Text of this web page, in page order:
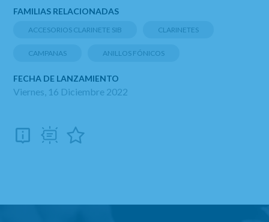
FAMILIAS RELACIONADAS
ACCESORIOS CLARINETE SIB CLARINETES
CAMPANAS ANILLOS FÓNICOS
FECHA DE LANZAMIENTO
Viernes, 16 Diciembre 2022